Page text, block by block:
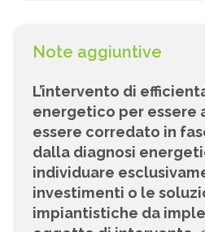
Note aggiuntive
L’intervento di
energetico per essere
essere corredato in
dalla diagnosi
individuare
investimenti o le
impiantistiche da